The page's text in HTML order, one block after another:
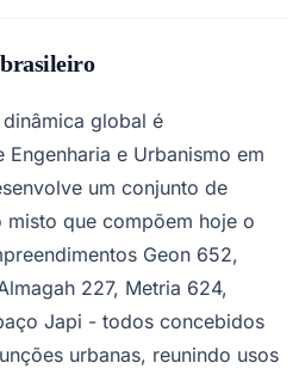
global é
e Urbanismo em
um conjunto de
misto que compõem hoje o
Geon 652,
227, Metria 624,
Japi - todos concebidos
urbanas, reunindo usos